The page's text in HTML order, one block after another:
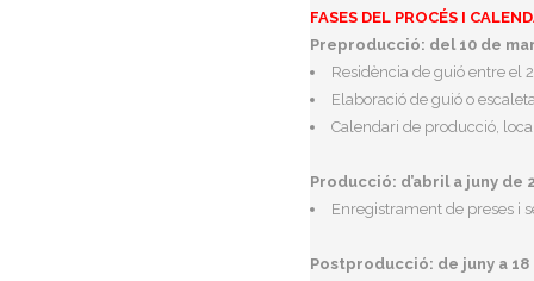
FASES DEL PROCÉS I
Preproducció: del 10 de
Residència de guió entre el
Elaboració de guió o
Calendari de producció,
Producció: d’abril a juny de
Enregistrament de preses i
Postproducció: de juny a